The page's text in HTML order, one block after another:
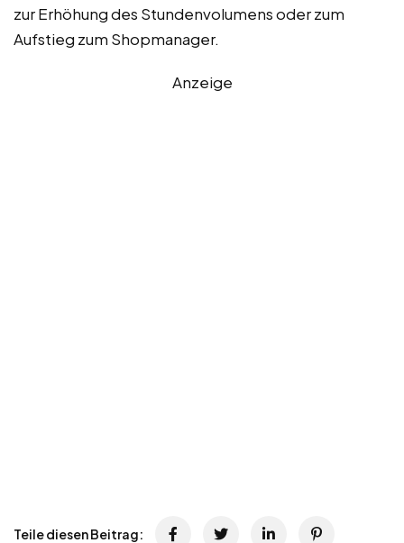
zur Erhöhung des Stundenvolumens oder zum
Aufstieg zum Shopmanager.
Anzeige
Teile diesen Beitrag: